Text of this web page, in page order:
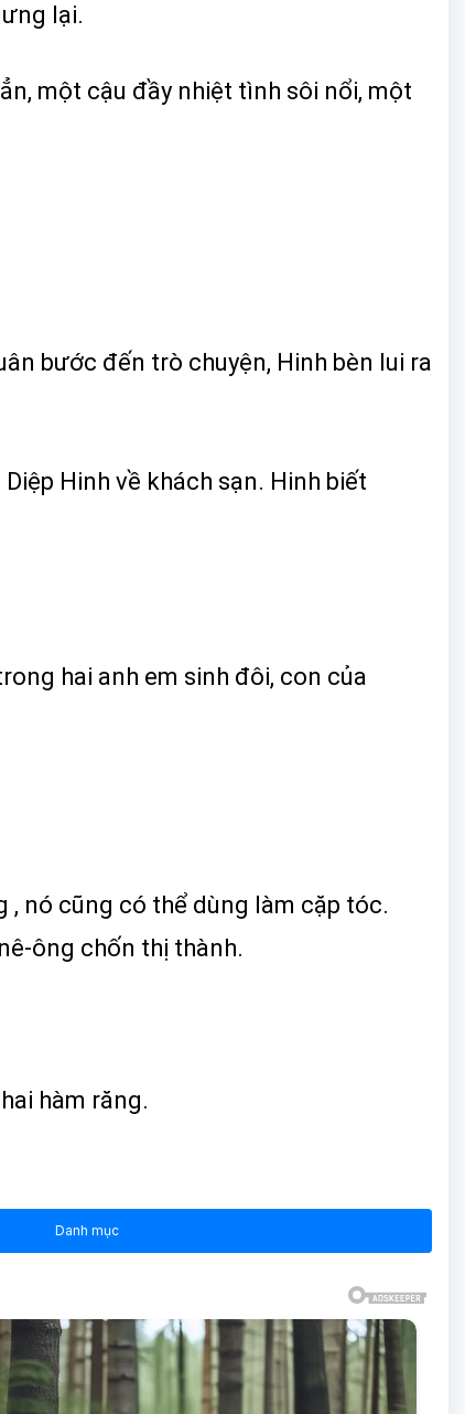
lại.
một cậu đầy nhiệt tình sôi nổi, một
bước đến trò chuyện, Hinh bèn lui ra
Hinh về khách sạn. Hinh biết
hai anh em sinh đôi, con của
, nó cũng có thể dùng làm cặp tóc.
ông chốn thị thành.
hàm răng.
Danh mục